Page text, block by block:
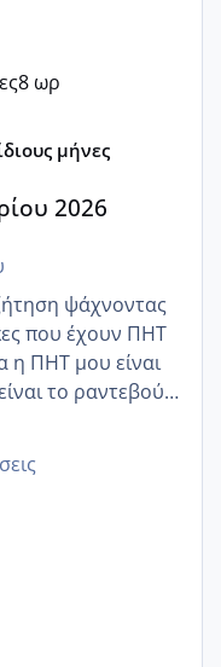
8 ωρ
μήνες
2026
ψάχνοντας
που έχουν ΠΗΤ
η ΠΗΤ μου είναι
το ραντεβού
Έχω αρκετό
φαίνεται να